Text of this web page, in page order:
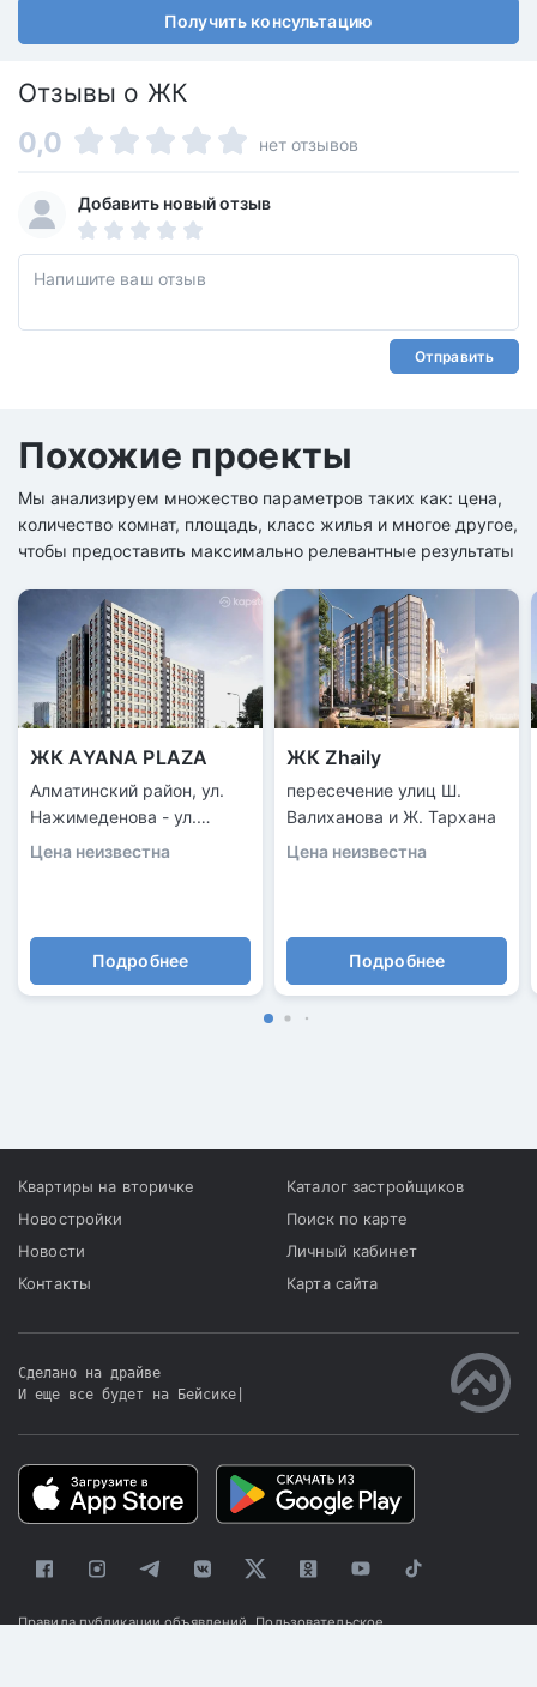
Получить консультацию
Отзывы о ЖК
0,0 нет отзывов
Добавить новый отзыв
Отправить
Похожие проекты
Мы анализируем множество параметров таких как: цена,
количество комнат, площадь, класс жилья и многое другое,
чтобы предоставить максимально релевантные результаты
ЖК AYANA PLAZA
Алматинский район, ул.
Нажимеденова - ул.
Жургенова
Цена неизвестна
Подробнее
ЖК Zhaily
пересечение улиц Ш.
Валиханова и Ж. Тархана
Цена неизвестна
Подробнее
Квартиры на вторичке
Новостройки
Новости
Контакты
Каталог застройщиков
Поиск по карте
Личный кабинет
Карта сайта
Сделано на драйве
И еще все будет на Бейсике
Правила публикации объявлений Пользовательское